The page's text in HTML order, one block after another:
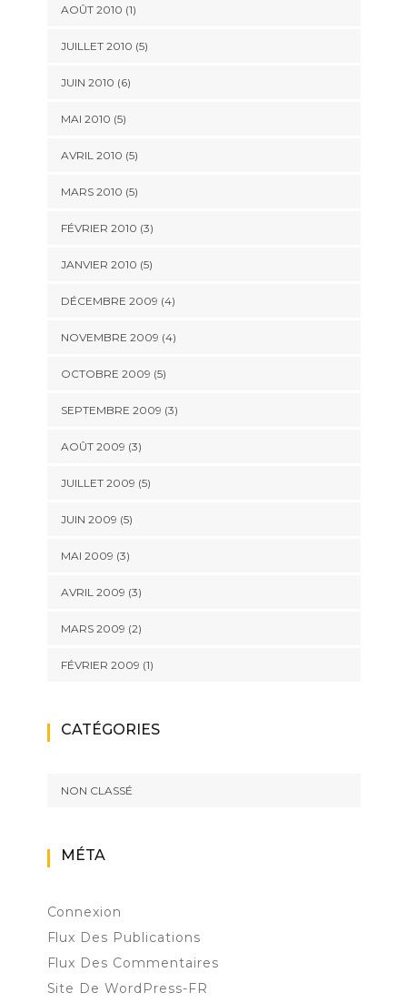
AOÛT 2010 (1)
JUILLET 2010 (5)
JUIN 2010 (6)
MAI 2010 (5)
AVRIL 2010 (5)
MARS 2010 (5)
FÉVRIER 2010 (3)
JANVIER 2010 (5)
DÉCEMBRE 2009 (4)
NOVEMBRE 2009 (4)
OCTOBRE 2009 (5)
SEPTEMBRE 2009 (3)
AOÛT 2009 (3)
JUILLET 2009 (5)
JUIN 2009 (5)
MAI 2009 (3)
AVRIL 2009 (3)
MARS 2009 (2)
FÉVRIER 2009 (1)
CATÉGORIES
NON CLASSÉ
MÉTA
Connexion
Flux Des Publications
Flux Des Commentaires
Site De WordPress-FR